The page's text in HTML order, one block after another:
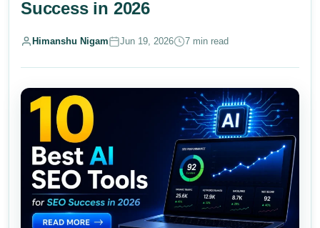
Success in 2026
Himanshu Nigam Jun 19, 2026 7 min read